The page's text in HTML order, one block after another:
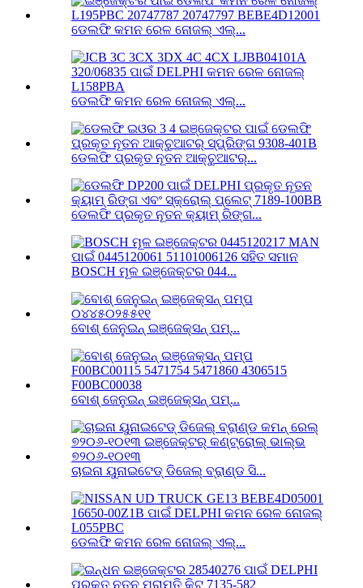
ଡେଲଫି କମନ ରେଳ ନୋଜଲ୍ ଏଲ୍...
ଡେଲଫି କମନ ରେଳ ନୋଜଲ୍ ଏଲ୍...
ଡେଲଫି ପ୍ରକୃତ ନୂତନ ଆକ୍ଚୁଆଟର୍...
ଡେଲଫି ପ୍ରକୃତ ନୂତନ କ୍ୟାମ୍ ରିଙ୍ଗ...
BOSCH ମୂଳ ଇଞ୍ଜେକ୍ଟର 044...
ବୋଶ୍ ଜେନୁଇନ୍ ଇଞ୍ଜେକ୍ସନ୍ ପମ୍...
ବୋଶ୍ ଜେନୁଇନ୍ ଇଞ୍ଜେକ୍ସନ୍ ପମ୍...
ଚାଇନା ୟୁନାଇଟେଡ୍ ଡିଜେଲ୍ ବ୍ରାଣ୍ଡ ସି...
ଡେଲଫି କମନ ରେଳ ନୋଜଲ୍ ଏଲ୍...